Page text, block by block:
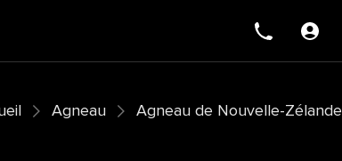
Agneau Agneau de Nouvelle-Zélande